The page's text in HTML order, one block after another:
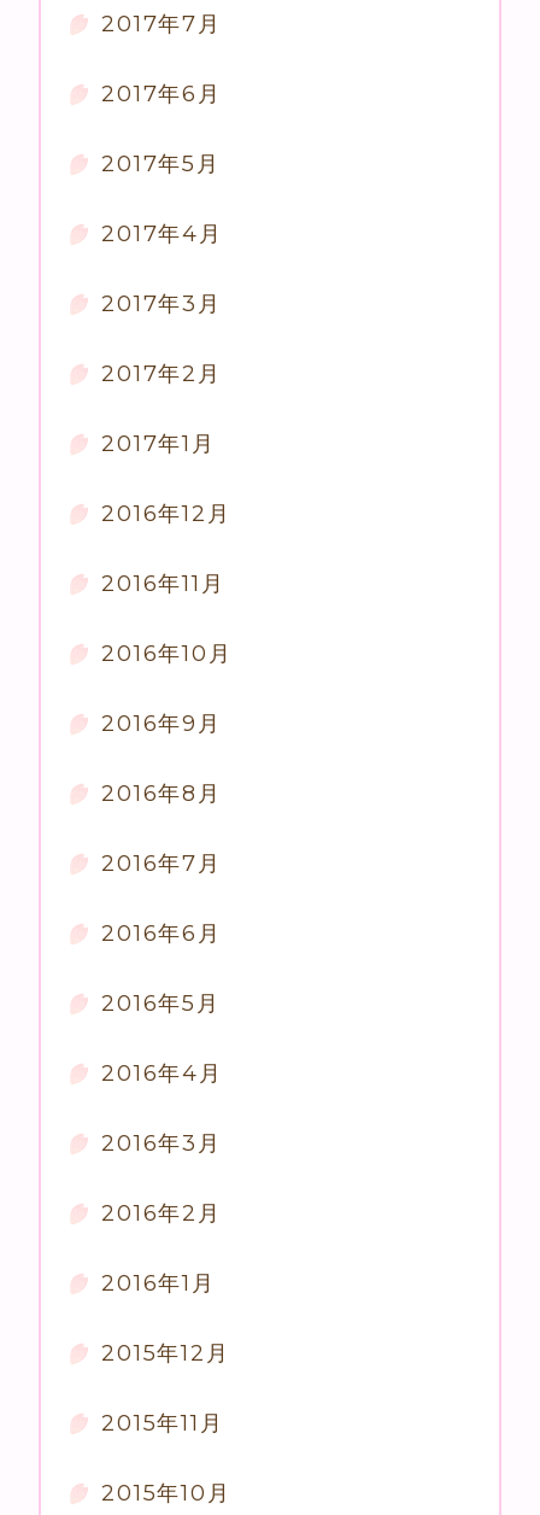
2017年7月
2017年6月
2017年5月
2017年4月
2017年3月
2017年2月
2017年1月
2016年12月
2016年11月
2016年10月
2016年9月
2016年8月
2016年7月
2016年6月
2016年5月
2016年4月
2016年3月
2016年2月
2016年1月
2015年12月
2015年11月
2015年10月